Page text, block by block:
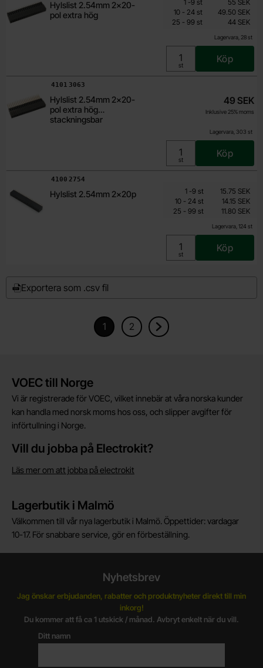
Hylslist 2.54mm 2x20-
pol extra hög
Lagervara, 28 st
38.50 SEK
Inklusive 25% moms
Enhet:
st
Köp
1 -9 st
55 SEK
10 - till
24 st
49.50 SEK
25 - till
99 st 44 SEK
Hylslist 2.54mm 2x20-
pol extra hög
stackningsbar
Art. nr
4101 3063
Lagervara, 303 st
49 SEK
Inklusive 25% moms
Enhet:
st
Köp
Hylslist 2.54mm 2x20p
Art. nr
4100 2754
Lagervara, 124 st
Från
9.45 SEK
Inklusive 25% moms
Enhet:
st
Köp
Mängdrabatt
Pris /st
1 -till
9 st
15.75 SEK
10 - till
24 st
14.15 SEK
25 - till
99 st 11.80 SEK
Exportera som .csv fil
Nuvarande sida, Sidan
1
Gå till sidan
2
Gå till nästa sida
Kort allmän information
VOEC till Norge
Vi är registrerade för VOEC, vilket innebär at våra norska kunder
kan handla med norsk moms hos oss, och slipper avgifter för
införtullning i Norge.
Vill du jobba på Electrokit?
Läs mer om att jobba på electrokit
Lagerbutik i Malmö
Välkommen till vår nya lagerbutik i Malmö. Öppettider: vardagar
10-17. För snabbare service, gör en förbeställning.
Nyhetsbrev
Jag önskar erbjudanden, rabatter och produktnyheter direkt till min
inkorg!
Du kommer att få ca 1 utskick / månad. Avbryt enkelt när du vill.
Ditt namn